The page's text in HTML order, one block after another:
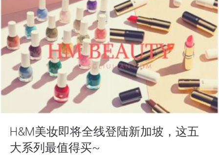
H&M美妆即将全线登陆新加坡，这五
大系列最值得买~